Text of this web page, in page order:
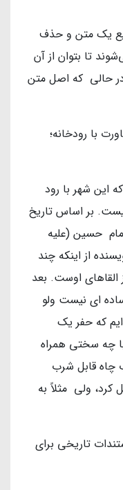
یک متن و حذف
تا بتوان از آن
حالی که اصل متن
با رودخانه؛
این شهر با رود
بر اساس تاریخ
حسین (علیه
از اینکه چند
اوست. بعد
ای نیست ولو
که حفر یک
چه سختی همراه
چاه قابل شرب
کرد، ولی مثلاً به
تاریخی برای